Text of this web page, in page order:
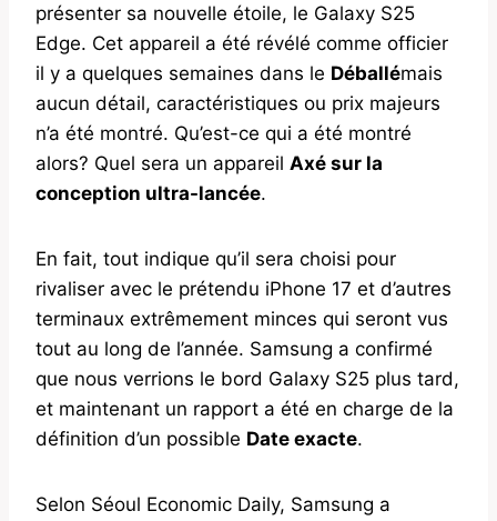
présenter sa nouvelle étoile, le Galaxy S25
Edge. Cet appareil a été révélé comme officier
il y a quelques semaines dans le Déballémais
aucun détail, caractéristiques ou prix majeurs
n’a été montré. Qu’est-ce qui a été montré
alors? Quel sera un appareil Axé sur la
conception ultra-lancée.
En fait, tout indique qu’il sera choisi pour
rivaliser avec le prétendu iPhone 17 et d’autres
terminaux extrêmement minces qui seront vus
tout au long de l’année. Samsung a confirmé
que nous verrions le bord Galaxy S25 plus tard,
et maintenant un rapport a été en charge de la
définition d’un possible Date exacte.
Selon Séoul Economic Daily, Samsung a